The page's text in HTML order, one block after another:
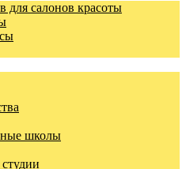
для салонов красоты
школы